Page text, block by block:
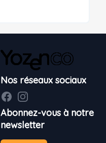
Nos réseaux sociaux
FacebookInstagram
Abonnez-vous à notre
newsletter